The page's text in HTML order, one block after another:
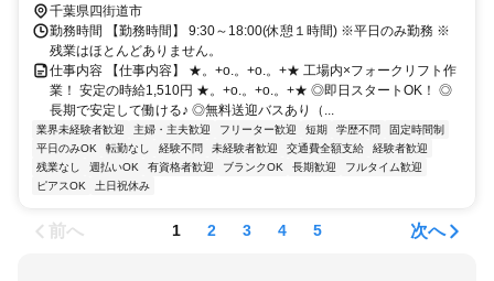
千葉県四街道市
勤務時間 【勤務時間】 9:30～18:00(休憩１時間) ※平日のみ勤務 ※
残業はほとんどありません。
仕事内容 【仕事内容】 ★。+o.。+o.。+★ 工場内×フォークリフト作
業！ 安定の時給1,510円 ★。+o.。+o.。+★ ◎即日スタートOK！ ◎
長期で安定して働ける♪ ◎無料送迎バスあり（...
業界未経験者歓迎 主婦・主夫歓迎 フリーター歓迎 短期 学歴不問
固定時間制
平日のみOK
転勤なし 経験不問 未経験者歓迎 交通費全額支給
経験者歓迎
残業なし
週払いOK 有資格者歓迎 ブランクOK 長期歓迎
フルタイム歓迎
ピアスOK
土日祝休み
前へ 1 2 3 4 5 次へ